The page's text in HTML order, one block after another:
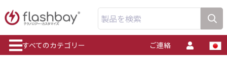
製品を検索
すべてのカテゴリー ご連絡